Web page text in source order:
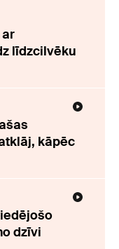
līdzcilvēku
kāpēc
dzīvi